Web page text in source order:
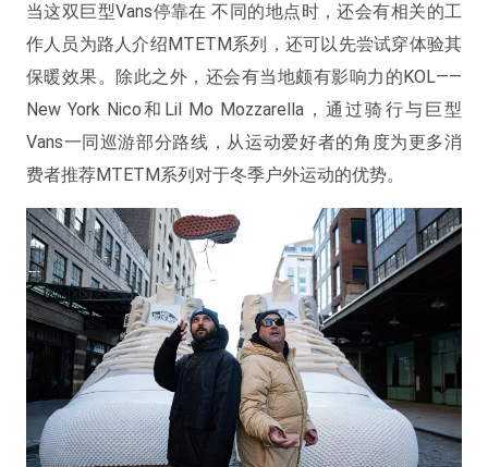
当这双巨型Vans停靠在 不同的地点时，还会有相关的工
作人员为路人介绍MTETM系列，还可以先尝试穿体验其
保暖效果。除此之外，还会有当地颇有影响力的KOL——
New York Nico和Lil Mo Mozzarella，通过骑行与巨型
Vans一同巡游部分路线，从运动爱好者的角度为更多消
费者推荐MTETM系列对于冬季户外运动的优势。